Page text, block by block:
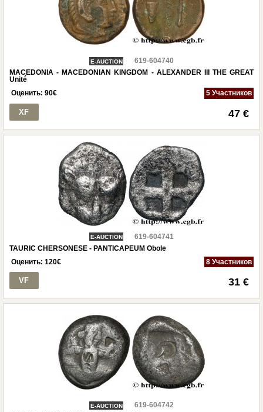
E-AUCTION
619-604740
MACEDONIA - MACEDONIAN KINGDOM - ALEXANDER III THE GREAT
Unité
Оценить: 90€ 5 Участников
XF 47 €
E-AUCTION
619-604741
TAURIC CHERSONESE - PANTICAPEUM Obole
Оценить: 120€ 8 Участников
VF 31 €
E-AUCTION
619-604742